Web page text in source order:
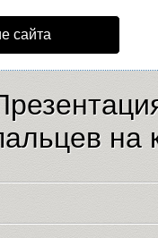
сайта
на